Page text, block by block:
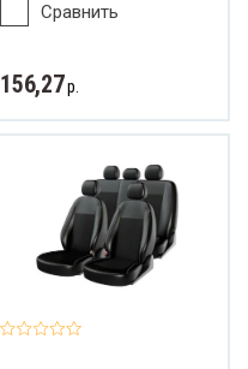
Сравнить
156,27р.